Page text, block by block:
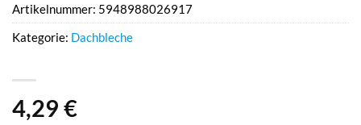
4,29 €
Artikelnummer: 5948988026917
Kategorie: Dachbleche